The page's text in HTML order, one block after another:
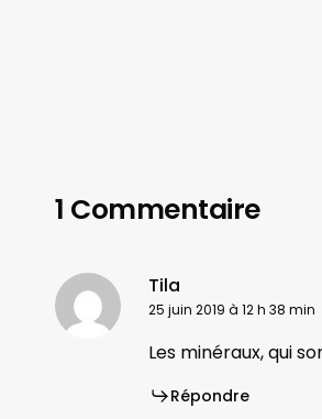
1 Commentaire
Tila
25 juin 2019 à 12 h 38 min
Les minéraux, qui
Répondre